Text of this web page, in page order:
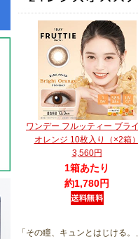
ワンデー フルッティー ブラ
オレンジ 10枚入り（×2箱）
3,560円
1箱あたり
約1,780円
「その瞳、キュンとはじける。」